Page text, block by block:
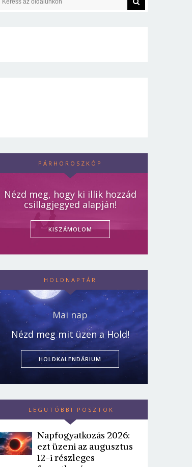
PÁRHOROSZKÓP
Nézd meg, hogy ki illik hozzád
csillagjegyed alapján!
KISZÁMOLOM
HOLDNAPTÁR
Mai nap
Nézd meg mit üzen a Hold!
HOLDKALENDÁRIUM
LEGUTÓBBI POSZTOK
Napfogyatkozás 2026:
ezt üzeni az augusztus
12-i részleges